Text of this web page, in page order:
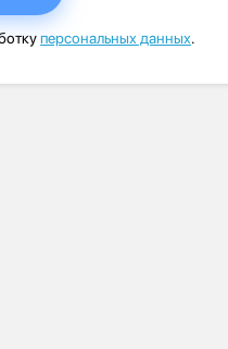
персональных данных.